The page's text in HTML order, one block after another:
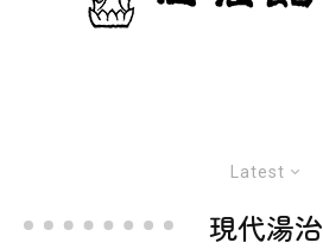
Latest
現代湯治